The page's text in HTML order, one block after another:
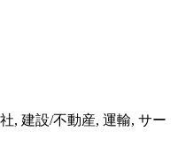
, 建設/不動産, 運輸, サー